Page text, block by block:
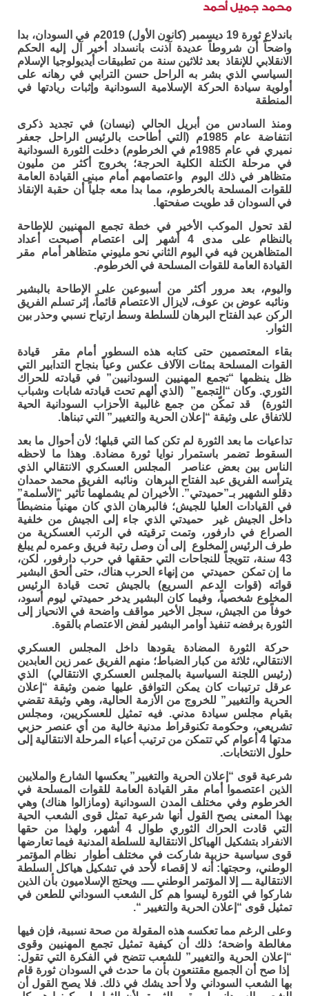
محمد جميل أحمد
باندلاع ثورة 19 ديسمبر (كانون الأول) 2019م في السودان، بدا
واضحاً أن شروطاً عديدة آذنت بانسداد أخير آل إليه الحكم
الانقلابي للإنقاذ بعد ثلاثين سنة من تطبيقات أيديولوجيا الإسلام
السياسي الذي بشر به الراحل حسن الترابي في رهانه على
أولوية سيادة الحركة الإسلامية السودانية وإثبات ريادتها في
المنطقة
ومنذ السادس من أبريل الحالي (نيسان) في تجديد ذكرى
انتفاضة عام 1985م (التي أطاحت بالرئيس الراحل جعفر
نميري في عام 1985م في الخرطوم) دخلت الثورة السودانية
في مرحلة الكتلة الكلية الحرجة؛ بخروج أكثر من مليون
متظاهر في ذلك اليوم واعتصامهم أمام مبنى القيادة العامة
للقوات المسلحة بالخرطوم، مما بدا معه جلياً أن حقبة الإنقاذ
في السودان قد طويت صفحتها.
لقد تحول الموكب الأخير في خطة تجمع المهنيين للإطاحة
بالنظام على مدى 4 أشهر إلى اعتصام أصبحت أعداد
المتظاهرين فيه في اليوم الثاني نحو مليوني متظاهر أمام مقر
القيادة العامة للقوات المسلحة في الخرطوم.
واليوم، بعد مرور أكثر من أسبوعين على الإطاحة بالبشير
ونائبه عوض بن عوف، لايزال الاعتصام قائماً، إثر تسلم الفريق
الركن عبد الفتاح البرهان للسلطة وسط ارتياح نسبي وحذر بين
الثوار.
بقاء المعتصمين حتى كتابه هذه السطور أمام مقر قيادة
القوات المسلحة بمئات الآلاف عكس وعياً بنجاح التدابير التي
ظل ينظمها “تجمع المهنيين السودانيين” في قيادته للحراك
الثوري. وكان “التجمع” (الذي ألهم تحت قيادته شابات وشباب
الثورة) قد تمكّن من جمع غالبية الأحزاب السودانية الحية
للاتفاق على وثيقة “إعلان الحرية والتغيير” التي تبناها.
تداعيات ما بعد الثورة لم تكن كما التي قبلها؛ لأن أحوال ما بعد
السقوط تضمر باستمرار نوايا ثورة مضادة. وهذا ما لاحظه
الناس بين بعض عناصر المجلس العسكري الانتقالي الذي
يترأسه الفريق عبد الفتاح البرهان ونائبه الفريق محمد حمدان
دقلو الشهير بـ”حميدتي”. الأخيران لم يشملهما تأثير “الأسلمة”
في القيادات العليا للجيش؛ فالبرهان الذي كان مهنياً منضبطاً
داخل الجيش غير حميدتي الذي جاء إلى الجيش من خلفية
الصراع في دارفور، وتمت ترقيته في الرتب العسكرية من
طرف الرئيس المخلوع إلى أن وصل رتبة فريق وعمره لم يبلغ
43 سنة، تتويجاً للنجاحات التي حققها في حرب دارفور، لكن،
ما إن تمكن حميدتي من إنهاء الحرب هناك، حتى ألحق البشير
قواته (قوات الدعم السريع) بالجيش تحت قيادة الرئيس
المخلوع شخصياً، وفيما كان البشير يدخر حميدتي ليوم أسود،
خوفاً من الجيش، سجل الأخير مواقف واضحة في الانحياز إلى
الثورة برفضه تنفيذ أوامر البشير لفض الاعتصام بالقوة.
حركة الثورة المضادة يقودها داخل المجلس العسكري
الانتقالي، ثلاثة من كبار الضباط؛ منهم الفريق عمر زين العابدين
(رئيس اللجنة السياسية بالمجلس العسكري الانتقالي) الذي
عرقل ترتيبات كان يمكن التوافق عليها ضمن وثيقة “إعلان
الحرية والتغيير” للخروج من الأزمة الحالية، وهي وثيقة تقضي
بقيام مجلس سيادة مدني. فيه تمثيل للعسكريين، ومجلس
تشريعي، وحكومة تكنوقراط مدنية خالية من أي عنصر حزبي
مدتها 4 أعوام كي تتمكن من ترتيب أعباء المرحلة الانتقالية إلى
حلول الانتخابات.
شرعية قوى “إعلان الحرية والتغيير” يعكسها الشارع والملايين
الذين اعتصموا أمام مقر القيادة العامة للقوات المسلحة في
الخرطوم وفي مختلف المدن السودانية (ومازالوا هناك) وهي
بهذا المعنى يصح القول أنها شرعية تمثل قوى الشعب الحية
التي قادت الحراك الثوري طوال 4 أشهر، ولهذا من حقها
الانفراد بتشكيل الهياكل الانتقالية للسلطة المدنية فيما تعارضها
قوى سياسية حزبية شاركت في مختلف أطوار نظام المؤتمر
الوطني، وحجتها: أنه لا إقصاء لأحد في تشكيل هياكل السلطة
الانتقالية ـــ إلا المؤتمر الوطني ـــ. ويحتج الإسلاميون بأن الذين
شاركوا في الثورة ليسوا هم كل الشعب السوداني للطعن في
تمثيل قوى “إعلان الحرية والتغيير “.
وعلى الرغم مما تعكسه هذه المقولة من صحة نسبية، فإن فيها
مغالطة واضحة؛ ذلك أن كيفية تمثيل تجمع المهنيين وقوى
“إعلان الحرية والتغيير” للشعب تتضح في الفكرة التي تقول:
إذا صح أن الجميع مقتنعون بأن ما حدث في السودان ثورة قام
بها الشعب السوداني ولا أحد يشك في ذلك. فلا يصح القول أن